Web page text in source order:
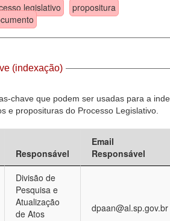
legislativo
propositura
(indexação)
chave que podem ser usadas para a
e proposituras do Processo Legislativo.
Responsável
Email
Responsável
Divisão de
Pesquisa e
Atualização
de Atos
dpaan@al.sp.gov.br